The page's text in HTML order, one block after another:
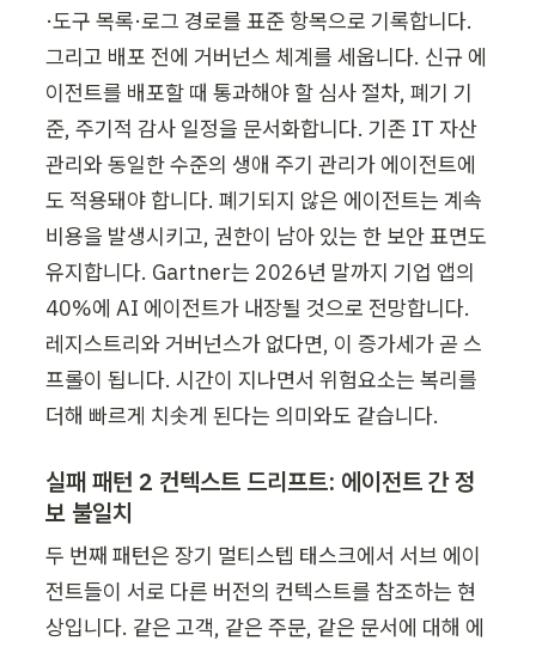
·도구 목록·로그 경로를 표준 항목으로 기록합니다.
그리고 배포 전에 거버넌스 체계를 세웁니다. 신규 에
이전트를 배포할 때 통과해야 할 심사 절차, 폐기 기
준, 주기적 감사 일정을 문서화합니다. 기존 IT 자산
관리와 동일한 수준의 생애 주기 관리가 에이전트에
도 적용돼야 합니다. 폐기되지 않은 에이전트는 계속
비용을 발생시키고, 권한이 남아 있는 한 보안 표면도
유지합니다. Gartner는 2026년 말까지 기업 앱의
40%에 AI 에이전트가 내장될 것으로 전망합니다.
레지스트리와 거버넌스가 없다면, 이 증가세가 곧 스
프롤이 됩니다. 시간이 지나면서 위험요소는 복리를
더해 빠르게 치솟게 된다는 의미와도 같습니다.
실패 패턴 2 컨텍스트 드리프트: 에이전트 간 정
보 불일치
두 번째 패턴은 장기 멀티스텝 태스크에서 서브 에이
전트들이 서로 다른 버전의 컨텍스트를 참조하는 현
상입니다. 같은 고객, 같은 주문, 같은 문서에 대해 에